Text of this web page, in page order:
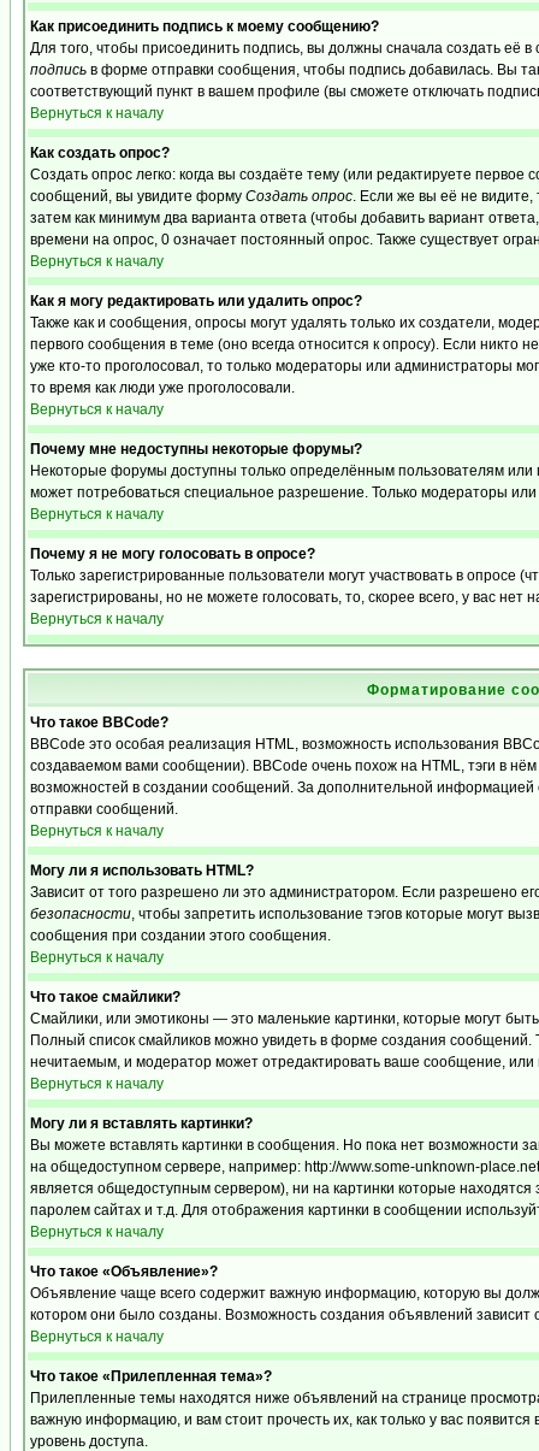
Как присоединить подпись к моему сообщению?
Для того, чтобы присоединить подпись, вы должны сначала создать её
подпись в форме отправки сообщения, чтобы подпись добавилась. Вы
соответствующий пункт в вашем профиле (вы сможете отключать
Вернуться к началу
Как создать опрос?
Создать опрос легко: когда вы создаёте тему (или редактируете
сообщений, вы увидите форму Создать опрос. Если же вы её не видите,
затем как минимум два варианта ответа (чтобы добавить вариант
времени на опрос, 0 означает постоянный опрос. Также существует
Вернуться к началу
Как я могу редактировать или удалить опрос?
Также как и сообщения, опросы могут удалять только их создатели,
первого сообщения в теме (оно всегда относится к опросу). Если никто
уже кто-то проголосовал, то только модераторы или администраторы
то время как люди уже проголосовали.
Вернуться к началу
Почему мне недоступны некоторые форумы?
Некоторые форумы доступны только определённым пользователям или
может потребоваться специальное разрешение. Только модераторы
Вернуться к началу
Почему я не могу голосовать в опросе?
Только зарегистрированные пользователи могут участвовать в опросе
зарегистрированы, но не можете голосовать, то, скорее всего, у вас нет
Вернуться к началу
Форматирование
Что такое BBCode?
BBCode это особая реализация HTML, возможность использования
создаваемом вами сообщении). BBCode очень похож на HTML, тэги в
возможностей в создании сообщений. За дополнительной
отправки сообщений.
Вернуться к началу
Могу ли я использовать HTML?
Зависит от того разрешено ли это администратором. Если разрешено
безопасности, чтобы запретить использование тэгов которые могут
сообщения при создании этого сообщения.
Вернуться к началу
Что такое смайлики?
Смайлики, или эмотиконы — это маленькие картинки, которые могут
Полный список смайликов можно увидеть в форме создания сообщений.
нечитаемым, и модератор может отредактировать ваше сообщение, или
Вернуться к началу
Могу ли я вставлять картинки?
Вы можете вставлять картинки в сообщения. Но пока нет возможности
на общедоступном сервере, например: http://www.some-unknown-
является общедоступным сервером), ни на картинки которые
паролем сайтах и т.д. Для отображения картинки в сообщении
Вернуться к началу
Что такое «Объявление»?
Объявление чаще всего содержит важную информацию, которую вы
котором они было созданы. Возможность создания объявлений
Вернуться к началу
Что такое «Прилепленная тема»?
Прилепленные темы находятся ниже объявлений на странице
важную информацию, и вам стоит прочесть их, как только у вас
уровень доступа.